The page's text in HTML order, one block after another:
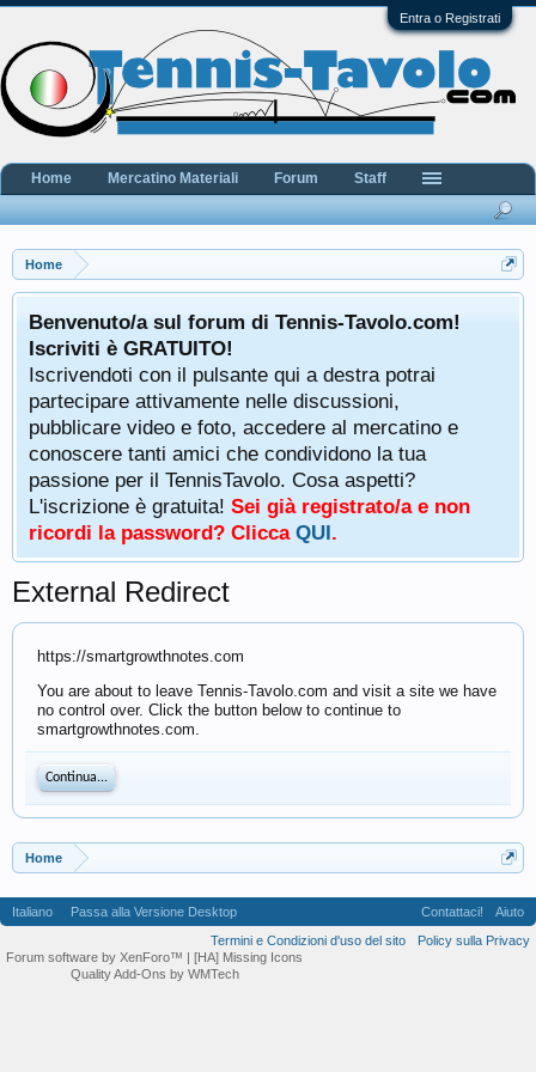
Entra o Registrati
Home
Benvenuto/a sul forum di Tennis-Tavolo.com!
Iscriviti è GRATUITO!
Iscrivendoti con il pulsante qui a destra potrai
partecipare attivamente nelle discussioni,
pubblicare video e foto, accedere al mercatino e
conoscere tanti amici che condividono la tua
passione per il TennisTavolo. Cosa aspetti?
L'iscrizione è gratuita! Sei già registrato/a e non
ricordi la password? Clicca QUI.
External Redirect
https://smartgrowthnotes.com
You are about to leave Tennis-Tavolo.com and visit a site we have
no control over. Click the button below to continue to
smartgrowthnotes.com.
Continua...
Home
Home Mercatino Materiali Forum Staff
Italiano Passa alla Versione Desktop Contattaci!
Aiuto
Termini e Condizioni d'uso del sito
Policy sulla Privacy
Forum software by XenForo™ | [HA] Missing Icons
Quality Add-Ons by WMTech